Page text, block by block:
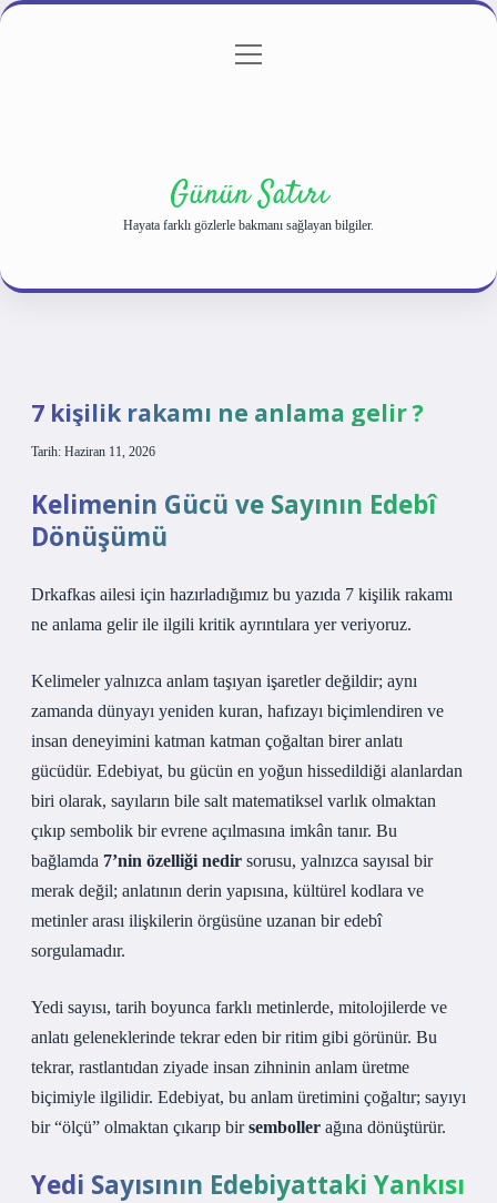
Gizlilik Politikası
menüyü
Günün Satırı
Hayata farklı gözlerle bakmanı sağlayan bilgiler.
7 kişilik rakamı ne anlama gelir ?
Tarih: Haziran 11, 2026
Kelimenin Gücü ve Sayının Edebî
Dönüşümü
Drkafkas ailesi için hazırladığımız bu yazıda 7 kişilik rakamı
ne anlama gelir ile ilgili kritik ayrıntılara yer veriyoruz.
Kelimeler yalnızca anlam taşıyan işaretler değildir; aynı
zamanda dünyayı yeniden kuran, hafızayı biçimlendiren ve
insan deneyimini katman katman çoğaltan birer anlatı
gücüdür. Edebiyat, bu gücün en yoğun hissedildiği alanlardan
biri olarak, sayıların bile salt matematiksel varlık olmaktan
çıkıp sembolik bir evrene açılmasına imkân tanır. Bu
bağlamda 7’nin özelliği nedir sorusu, yalnızca sayısal bir
merak değil; anlatının derin yapısına, kültürel kodlara ve
metinler arası ilişkilerin örgüsüne uzanan bir edebî
sorgulamadır.
Yedi sayısı, tarih boyunca farklı metinlerde, mitolojilerde ve
anlatı geleneklerinde tekrar eden bir ritim gibi görünür. Bu
tekrar, rastlantıdan ziyade insan zihninin anlam üretme
biçimiyle ilgilidir. Edebiyat, bu anlam üretimini çoğaltır; sayıyı
bir “ölçü” olmaktan çıkarıp birsemboller ağına dönüştürür.
Yedi Sayısının Edebiyattaki Yankısı